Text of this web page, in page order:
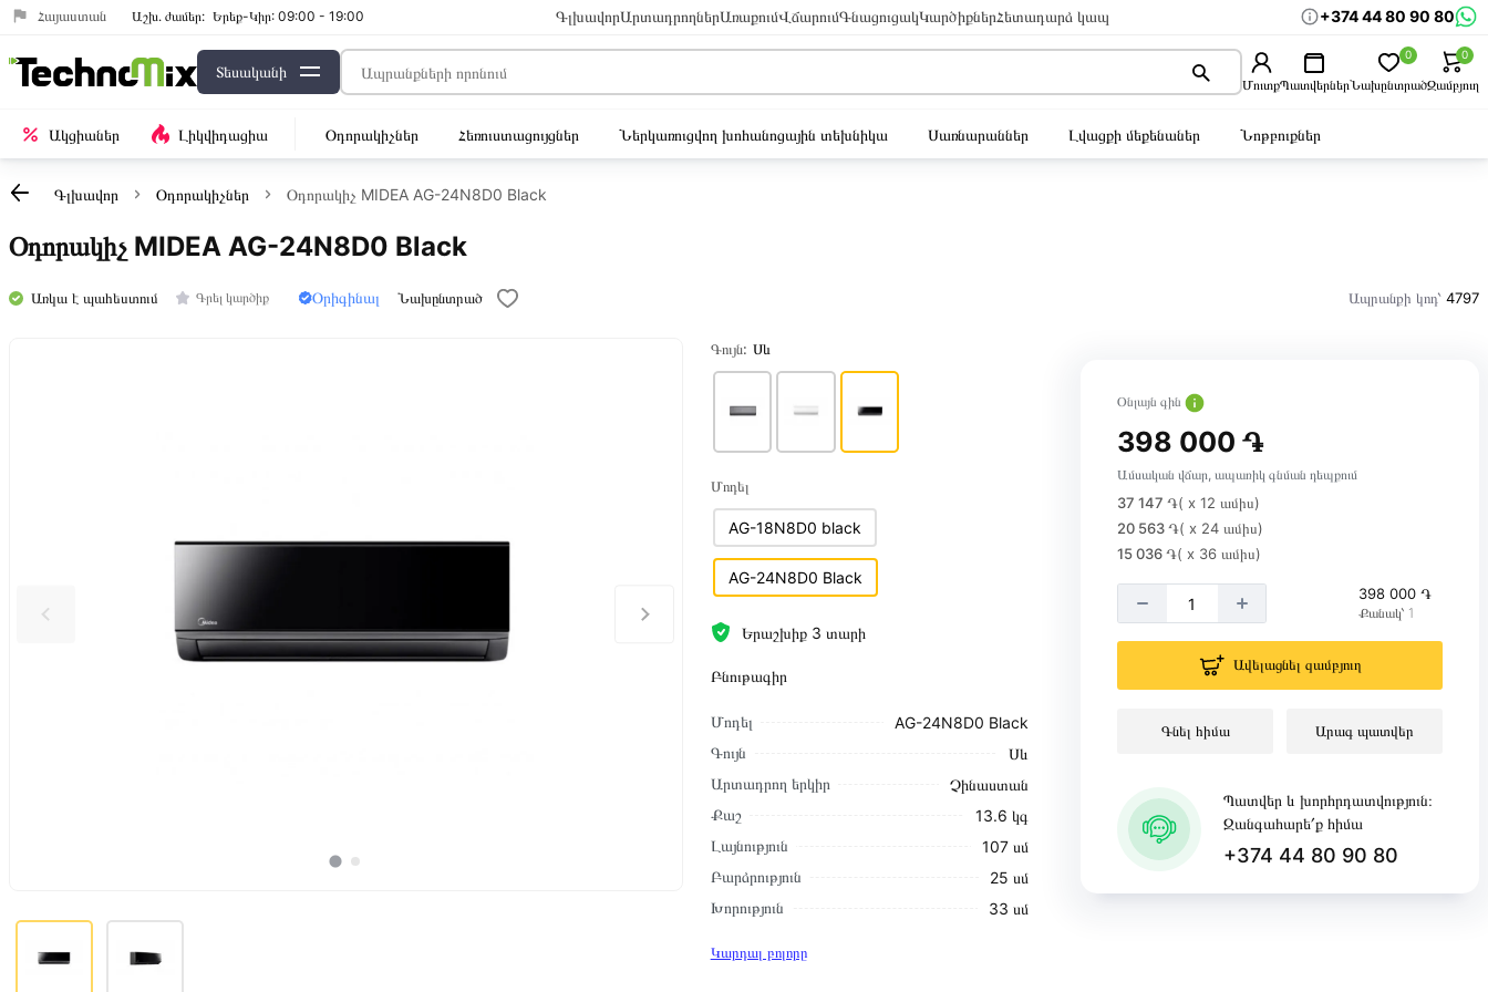
Հայաստան Աշխ․ ժամեր: Երեք-Կիր: 09:00 - 19:00 ԳլխավորԱրտադրողներԱռաքումՎճարումԳնացուցակԿարծիքներՀետադարձ կապ +374 44 80 90 80
Տեսականի
ՄուտքՊատվերներՆախընտրած
0
Զամբյուղ
0
Ակցիաներ Լիկվիդացիա Օդորակիչներ Հեռուստացույցներ Ներկառուցվող խոհանոցային տեխնիկա Սառնարաններ Լվացքի մեքենաներ Նոթբուքներ
Գլխավոր Օդորակիչներ Օդորակիչ MIDEA AG-24N8D0 Black
Օդորակիչ MIDEA AG-24N8D0 Black
Առկա է պահեստում Գրել կարծիք Օրիգինալ Նախընտրած Ապրանքի կոդ՝ 4797
Գույն: Սև
Մոդել
AG-18N8D0 black
AG-24N8D0 Black
Երաշխիք 3 տարի
Բնութագիր
Մոդել
AG-24N8D0 Black
Գույն
Սև
Արտադրող երկիր
Չինաստան
Քաշ
13.6 կգ
Լայնություն
107 սմ
Բարձրություն
25 սմ
Խորություն
33 սմ
Կարդալ բոլորը
Օնլայն գին
398 000 ֏
Ամսական վճար, ապառիկ գնման դեպքում
37 147 ֏( x 12 ամիս)
20 563 ֏( x 24 ամիս)
15 036 ֏( x 36 ամիս)
398 000 ֏
Քանակ՝ 1
Ավելացնել զամբյուղ
Գնել հիմա Արագ պատվեր
Պատվեր և խորհրդատվություն։
Զանգահարե՛ք հիմա
+374 44 80 90 80